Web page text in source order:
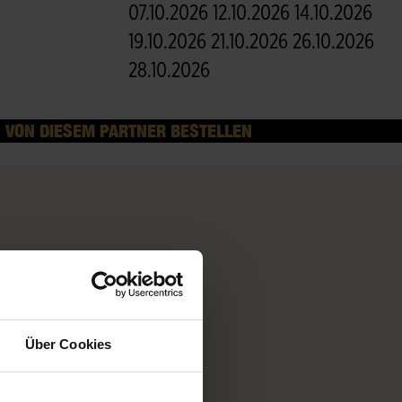
Über Cookies
07.10.2026 12.10.2026 14.10.2026
19.10.2026 21.10.2026 26.10.2026
28.10.2026
VON DIESEM PARTNER BESTELLEN